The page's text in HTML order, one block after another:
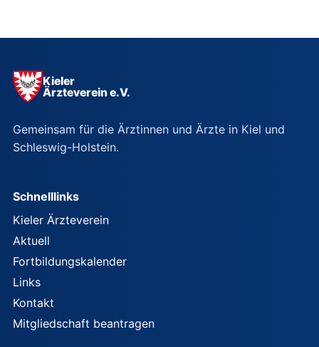
Kieler
Ärzteverein e.V.
Gemeinsam für die Ärztinnen und Ärzte in Kiel und
Schleswig-Holstein.
Schnelllinks
Kieler Ärzteverein
Aktuell
Fortbildungskalender
Links
Kontakt
Mitgliedschaft beantragen